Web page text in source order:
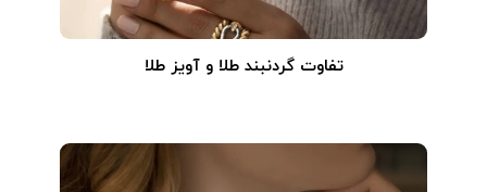
تفاوت گردنبند طلا و آویز طلا